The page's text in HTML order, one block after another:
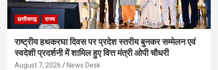
छत्तीसगढ़ राज्य
राष्ट्रीय हथकरघा दिवस पर प्रदेश स्तरीय बुनकर सम्मेलन एवं
स्वदेशी प्रदर्शनी में शामिल हुए वित्त मंत्री ओपी चौधरी
August 7, 2026 News Desk